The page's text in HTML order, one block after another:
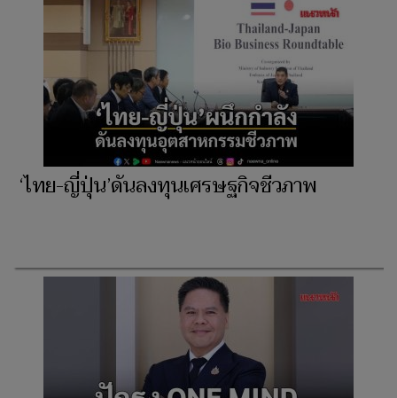
‘ไทย-ญี่ปุ่น’ดันลงทุนเศรษฐกิจชีวภาพ